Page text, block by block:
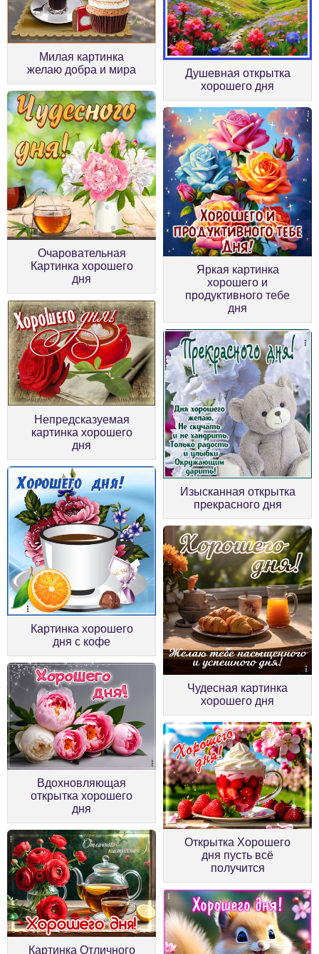
Милая картинка
желаю добра и мира
Душевная открытка
хорошего дня
Очаровательная
Картинка хорошего
дня
Яркая картинка
хорошего и
продуктивного тебе
дня
Непредсказуемая
картинка хорошего
дня
Изысканная открытка
прекрасного дня
Картинка хорошего
дня с кофе
Чудесная картинка
хорошего дня
Вдохновляющая
открытка хорошего
дня
Открытка Хорошего
дня пусть всё
получится
Картинка Отличного